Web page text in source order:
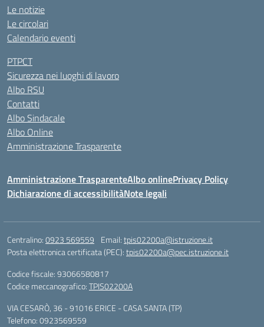
Le notizie
Le circolari
Calendario eventi
PTPCT
Sicurezza nei luoghi di lavoro
Albo RSU
Contatti
Albo Sindacale
Albo Online
Amministrazione Trasparente
Amministrazione TrasparenteAlbo onlinePrivacy Policy
Dichiarazione di accessibilitàNote legali
Centralino:0923 569559 Email:tpis02200a@istruzione.it
Posta elettronica certificata (PEC):tpis02200a@pec.istruzione.it
Codice fiscale: 93066580817
Codice meccanografico:TPIS02200A
VIA CESARÒ, 36 - 91016 ERICE - CASA SANTA (TP)
Telefono: 0923569559